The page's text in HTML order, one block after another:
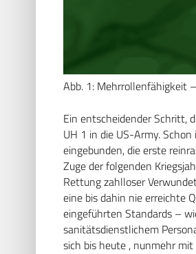
Abb. 1: Mehrrollenfähigkeit
Ein entscheidender Schritt,
UH 1 in die US-Army.
eingebunden, die erste
Zuge der folgenden
Rettung zahlloser
eine bis dahin nie erreichte
eingeführten Standards –
sanitätsdienstlichem
sich bis heute , nunmehr